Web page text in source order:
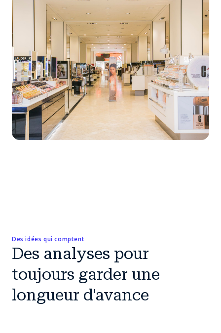
Des idées qui comptent
Des analyses pour
toujours garder une
longueur d'avance